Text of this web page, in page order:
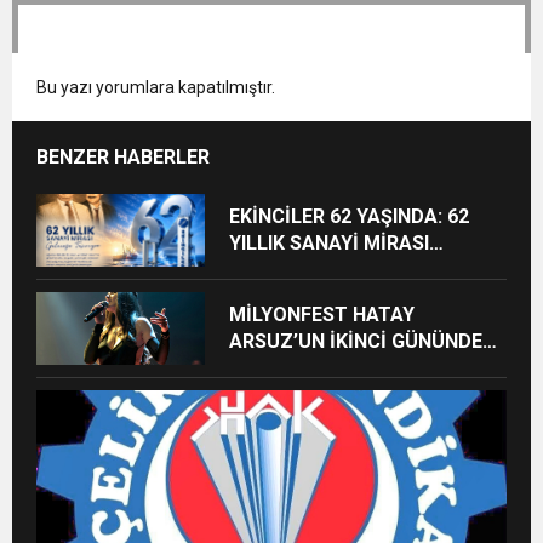
Bu yazı yorumlara kapatılmıştır.
BENZER HABERLER
EKİNCİLER 62 YAŞINDA: 62
YILLIK SANAYİ MİRASI
MİLYONFEST HATAY
ARSUZ’UN İKİNCİ GÜNÜNDE
ALACAK